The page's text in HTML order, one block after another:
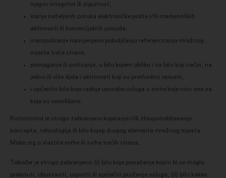
njegov integritet ili sigurnost,
slanje neželjenih poruka elektroničke pošte i/ili marketinških
aktivnosti ili komercijalnih ponuda,
manipuliranje namijenjeno poboljšanju referenciranja mrežnog
mjesta treće strane,
pomaganje ili poticanje, u bilo kojem obliku i na bilo koji način, na
jedno ili više djela i aktivnosti koji su prethodno opisani,
i općenito bilo koje radnje uporabe usluga u svrhe koje nisu one za
koje su osmišljene.
Korisnicima je strogo zabranjeno kopiranje i/ili zloupotrebljavanje
koncepta, tehnologija ili bilo kojeg drugog elementa mrežnog mjesta
Make.org u vlastite svrhe ili svrhe trećih strana.
Također je strogo zabranjeno: (i) bilo koje ponašanje kojim bi se moglo
prekinuti, obustaviti, usporiti ili spriječiti pružanje usluga, (ii) bilo kakav